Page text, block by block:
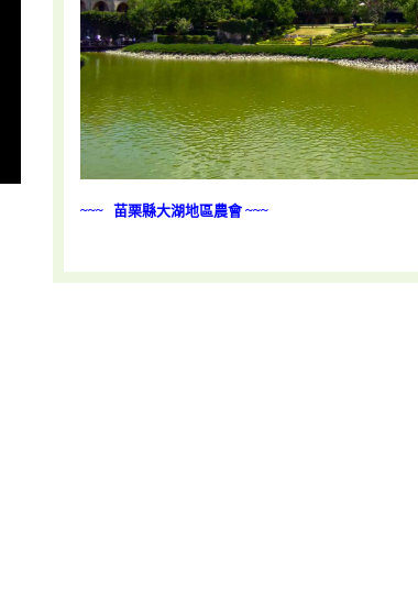
~~~ 苗栗縣大湖地區農會 ~~~